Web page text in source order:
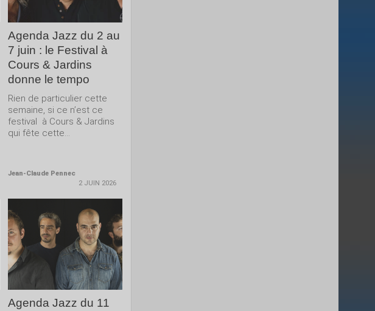
Agenda Jazz du 2 au
7 juin : le Festival à
Cours & Jardins
donne le tempo
Rien de particulier cette
semaine, si ce n’est ce
festival à Cours & Jardins
qui fête cette...
Jean-Claude Pennec
2 JUIN 2026
LIRE LA
SUITE
Agenda Jazz du 11